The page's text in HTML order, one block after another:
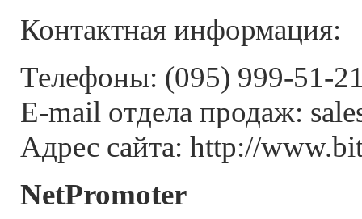
Контактная информация:
Телефоны: (095) 999-51-
E-mail отдела продаж:
Адрес сайта: http://
NetPromoter